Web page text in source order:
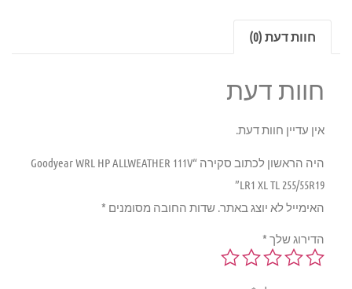
חוות דעת (0)
חוות דעת
אין עדיין חוות דעת.
היה הראשון לכתוב סקירה “Goodyear WRL HP ALLWEATHER 111V
LR1 XL TL 255/55R19”
האימייל לא יוצג באתר.שדות החובה מסומנים*
הדירוג שלך*